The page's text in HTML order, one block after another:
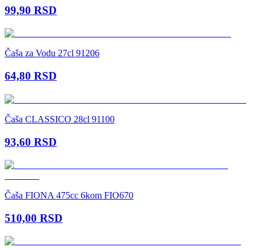
99,90 RSD
Čaša za Vodu 27cl 91206
64,80 RSD
Čaša CLASSICO 28cl 91100
93,60 RSD
Čaša FIONA 475cc 6kom FIO670
510,00 RSD